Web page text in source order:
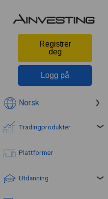
Registrer
deg
Logg på
Norsk
Tradingprodukter
Plattformer
Utdanning